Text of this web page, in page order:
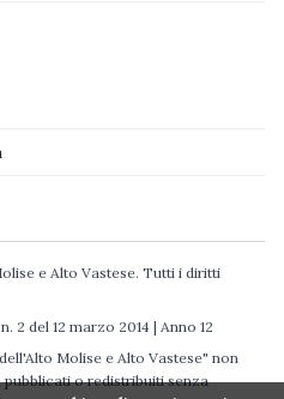
e Alto Vastese. Tutti i diritti
2 del 12 marzo 2014 | Anno 12
Molise e Alto Vastese" non
o redistribuiti senza